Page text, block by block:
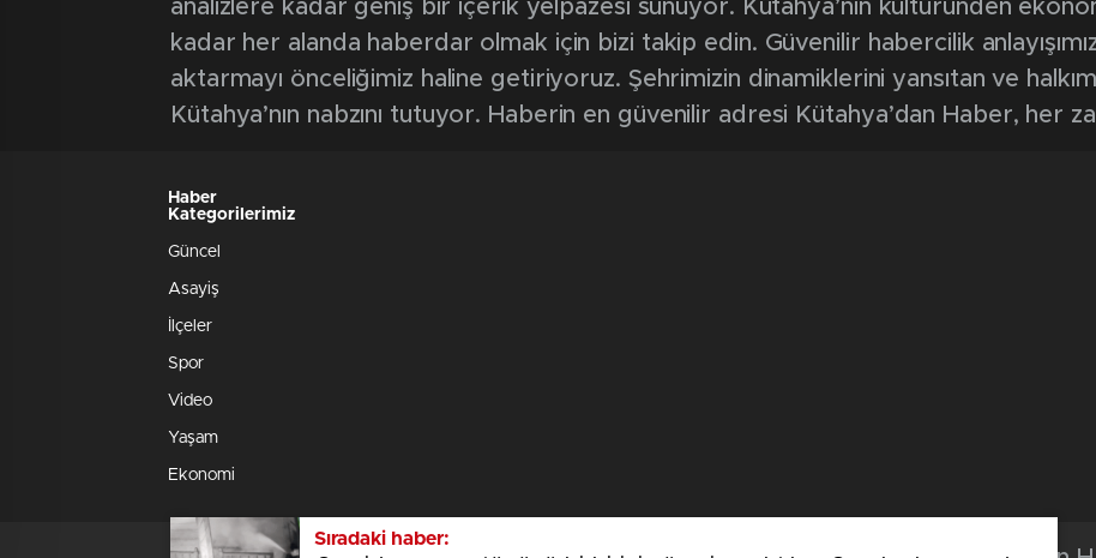
Sıradaki haber:
analizlere kadar geniş bir içerik yelpazesi sunuyor. Kütahya’nın kültüründen
kadar her alanda haberdar olmak için bizi takip edin. Güvenilir habercilik
aktarmayı önceliğimiz haline getiriyoruz. Şehrimizin dinamiklerini yansıtan ve
Kütahya’nın nabzını tutuyor. Haberin en güvenilir adresi Kütahya’dan Haber, her
Haber
Kategorilerimiz
Güncel
Asayiş
İlçeler
Spor
Video
Yaşam
Ekonomi